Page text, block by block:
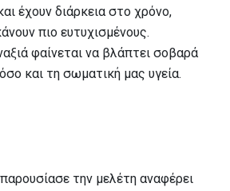
έχουν διάρκεια στο χρόνο,
πιο ευτυχισμένους.
φαίνεται να βλάπτει σοβαρά
και τη σωματική μας υγεία.
την μελέτη αναφέρει